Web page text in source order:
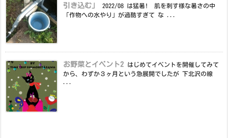
引き込む」
2022/08 は猛暑! 肌を刺す様な暑さの中
「作物への水やり」が過酷すぎて な ...
お野菜とイベント2
はじめてイベントを開催してみて
から、わずか３ヶ月という急展開でしたが 下北沢の線